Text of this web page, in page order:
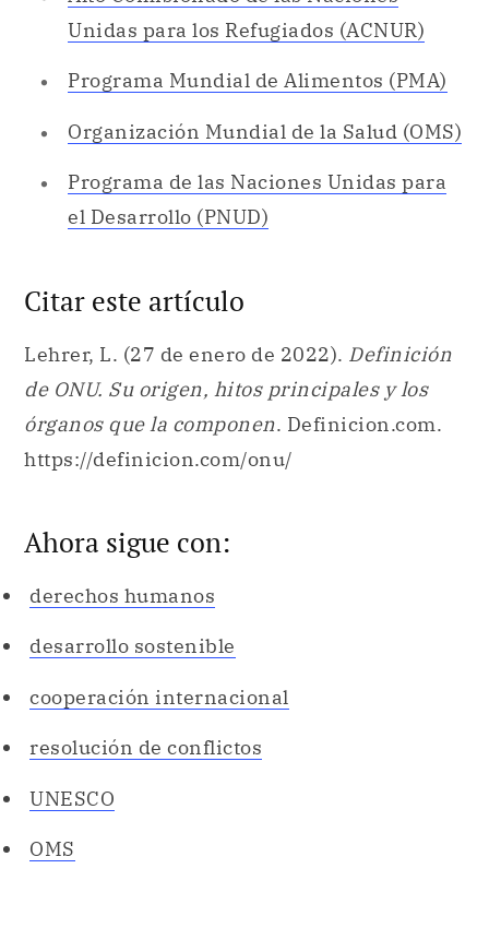
Programa de las Naciones Unidas para
el Desarrollo (PNUD)
Citar este artículo
Lehrer, L. (27 de enero de 2022).
órganos que la componen
Ahora sigue con:
derechos humanos
cooperación internacional
resolución de conflictos
OMS
0